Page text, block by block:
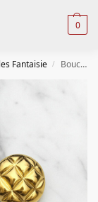
0
Fantaisie / Boucles d’Oreilles Vintage Becky